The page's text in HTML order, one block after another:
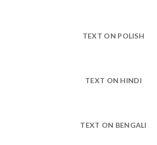
TEXT ON POLISH
TEXT ON HINDI
TEXT ON BENGALI